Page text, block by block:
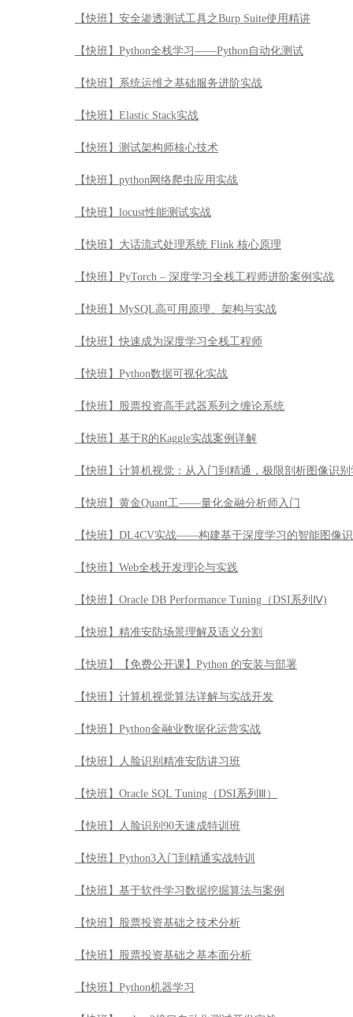
【快班】python网络爬虫应用实战
【快班】locust性能测试实战
【快班】大话流式处理系统 Flink 核心原理
【快班】PyTorch – 深度学习全栈工程师进阶案例实战
【快班】MySQL高可用原理、架构与实战
【快班】快速成为深度学习全栈工程师
【快班】Python数据可视化实战
【快班】股票投资高手武器系列之缠论系统
【快班】基于R的Kaggle实战案例详解
【快班】计算机视觉：从入门到精通，极限剖析图像识
【快班】黄金Quant工——量化金融分析师入门
【快班】DL4CV实战——构建基于深度学习的智能图像
【快班】Web全栈开发理论与实践
【快班】Oracle DB Performance Tuning（DSI系列Ⅳ)
【快班】精准安防场景理解及语义分割
【快班】【免费公开课】Python 的安装与部署
【快班】计算机视觉算法详解与实战开发
【快班】Python金融业数据化运营实战
【快班】人脸识别精准安防讲习班
【快班】Oracle SQL Tuning（DSI系列Ⅲ）
【快班】人脸识别90天速成特训班
【快班】Python3入门到精通实战特训
【快班】基于软件学习数据挖掘算法与案例
【快班】股票投资基础之技术分析
【快班】股票投资基础之基本面分析
【快班】Python机器学习
【快班】python3接口自动化测试开发实战
【快班】【免费公开课】《Hadoop入门手册》——CDH
【快班】Datastage基础及开发实践
【快班】Tensorflow工程师职场实战技
【快班】互联网金融中的交易反欺诈模型